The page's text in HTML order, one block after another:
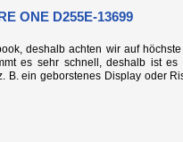
ONE D255E-13699
deshalb achten wir auf
es sehr schnell, deshalb ist
B. ein geborstenes Display oder